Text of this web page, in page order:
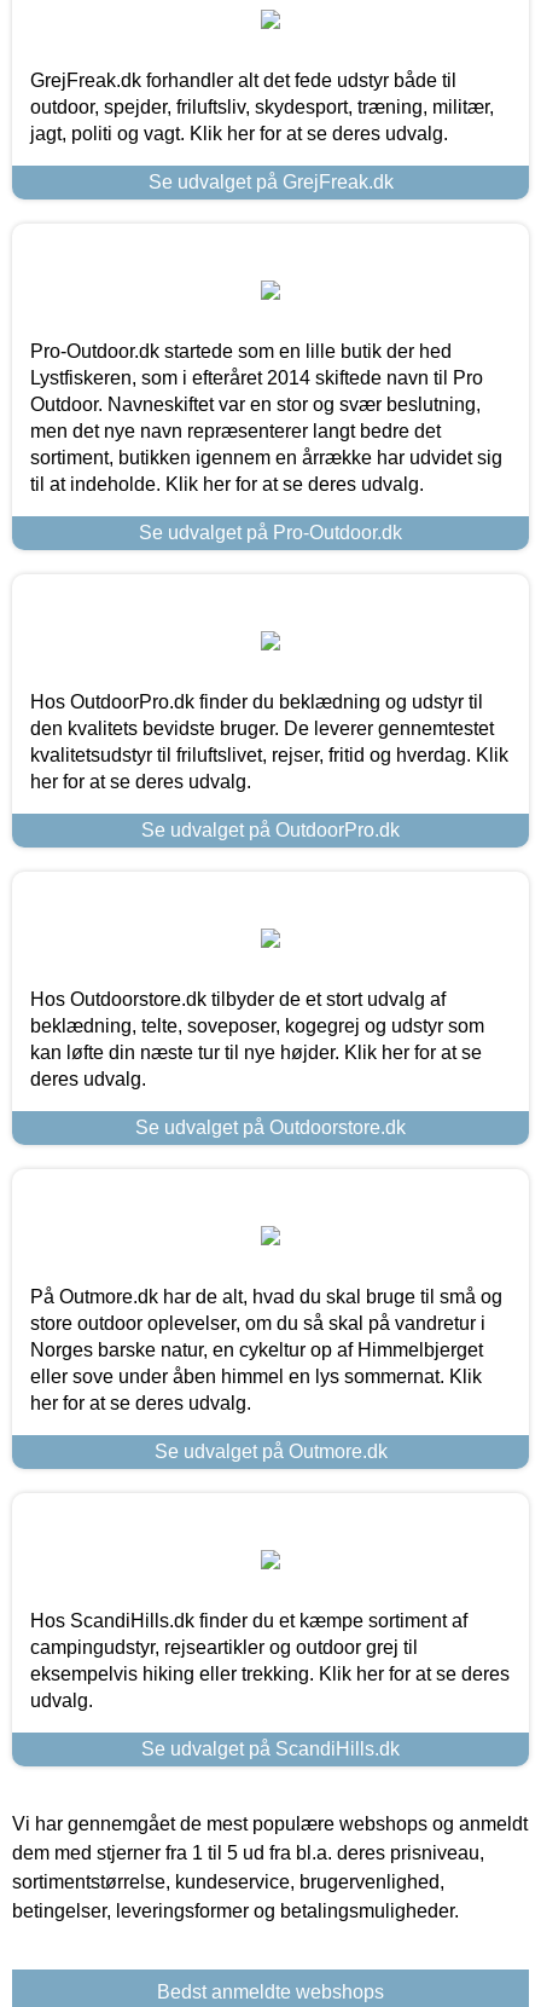
GrejFreak.dk forhandler alt det fede udstyr både til
outdoor, spejder, friluftsliv, skydesport, træning, militær,
jagt, politi og vagt. Klik her for at se deres udvalg.
Se udvalget på GrejFreak.dk
Pro-Outdoor.dk startede som en lille butik der hed
Lystfiskeren, som i efteråret 2014 skiftede navn til Pro
Outdoor. Navneskiftet var en stor og svær beslutning,
men det nye navn repræsenterer langt bedre det
sortiment, butikken igennem en årrække har udvidet sig
til at indeholde. Klik her for at se deres udvalg.
Se udvalget på Pro-Outdoor.dk
Hos OutdoorPro.dk finder du beklædning og udstyr til
den kvalitets bevidste bruger. De leverer gennemtestet
kvalitetsudstyr til friluftslivet, rejser, fritid og hverdag. Klik
her for at se deres udvalg.
Se udvalget på OutdoorPro.dk
Hos Outdoorstore.dk tilbyder de et stort udvalg af
beklædning, telte, soveposer, kogegrej og udstyr som
kan løfte din næste tur til nye højder. Klik her for at se
deres udvalg.
Se udvalget på Outdoorstore.dk
På Outmore.dk har de alt, hvad du skal bruge til små og
store outdoor oplevelser, om du så skal på vandretur i
Norges barske natur, en cykeltur op af Himmelbjerget
eller sove under åben himmel en lys sommernat. Klik
her for at se deres udvalg.
Se udvalget på Outmore.dk
Hos ScandiHills.dk finder du et kæmpe sortiment af
campingudstyr, rejseartikler og outdoor grej til
eksempelvis hiking eller trekking. Klik her for at se deres
udvalg.
Se udvalget på ScandiHills.dk
Vi har gennemgået de mest populære webshops og anmeldt
dem med stjerner fra 1 til 5 ud fra bl.a. deres prisniveau,
sortimentstørrelse, kundeservice, brugervenlighed,
betingelser, leveringsformer og betalingsmuligheder.
Bedst anmeldte webshops